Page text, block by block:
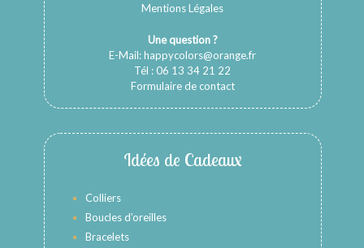
Mentions Légales
Une question ?
E-Mail:happycolors@orange.fr
Tél : 06 13 34 21 22
Formulaire de contact
Idées de Cadeaux
Colliers
Boucles d’oreilles
Bracelets